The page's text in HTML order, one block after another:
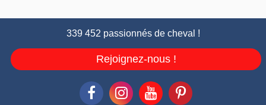
339 452 passionnés de cheval !
Rejoignez-nous !